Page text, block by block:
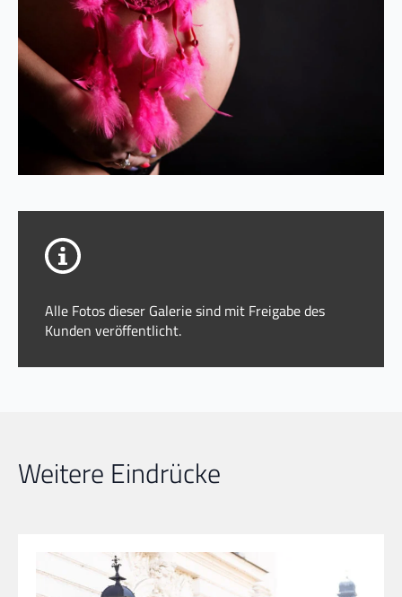
Alle Fotos dieser Galerie sind mit Freigabe des
Kunden veröffentlicht.
Weitere Eindrücke